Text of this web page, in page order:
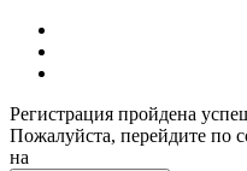
Регистрация пройдена
Пожалуйста, перейдите по
на